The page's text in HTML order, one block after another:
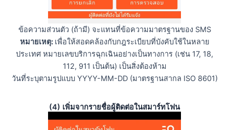
ข้อความส่วนตัว (ถ้ามี) จะแทนที่ข้อความมาตรฐานของ SMS
หมายเหตุ: เพื่อให้สอดคล้องกับกฎระเบียบที่บังคับใช้ในหลาย
ประเทศ หมายเลขบริการฉุกเฉินอย่างเป็นทางการ (เช่น 17, 18,
112, 911 เป็นต้น) เป็นสิ่งต้องห้าม
วันที่ระบุตามรูปแบบ YYYY-MM-DD (มาตรฐานสากล ISO 8601)
(4) เพิ่มจากรายชื่อผู้ติดต่อในสมาร์ทโฟน